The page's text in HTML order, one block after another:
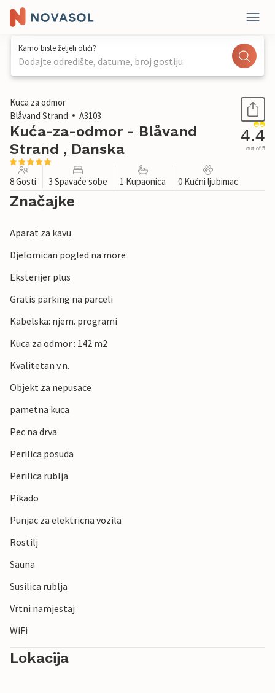
Kamo biste željeli otići?
Dodajte odredište, datume, broj gostiju
1 / 32
Kuca za odmor
Blåvand Strand
A3103
Kuća-za-odmor - Blåvand
Strand , Danska
4.4
out of 5
8 Gosti 3 Spavaće sobe 1 Kupaonica 0 Kućni ljubimac
Značajke
Aparat za kavu
Djelomican pogled na more
Eksterijer plus
Gratis parking na parceli
Kabelska: njem. programi
Kuca za odmor : 142 m2
Kvalitetan v.n.
Objekt za nepusace
pametna kuca
Pec na drva
Perilica posuda
Perilica rublja
Pikado
Punjac za elektricna vozila
Rostilj
Sauna
Susilica rublja
Vrtni namjestaj
WiFi
Lokacija